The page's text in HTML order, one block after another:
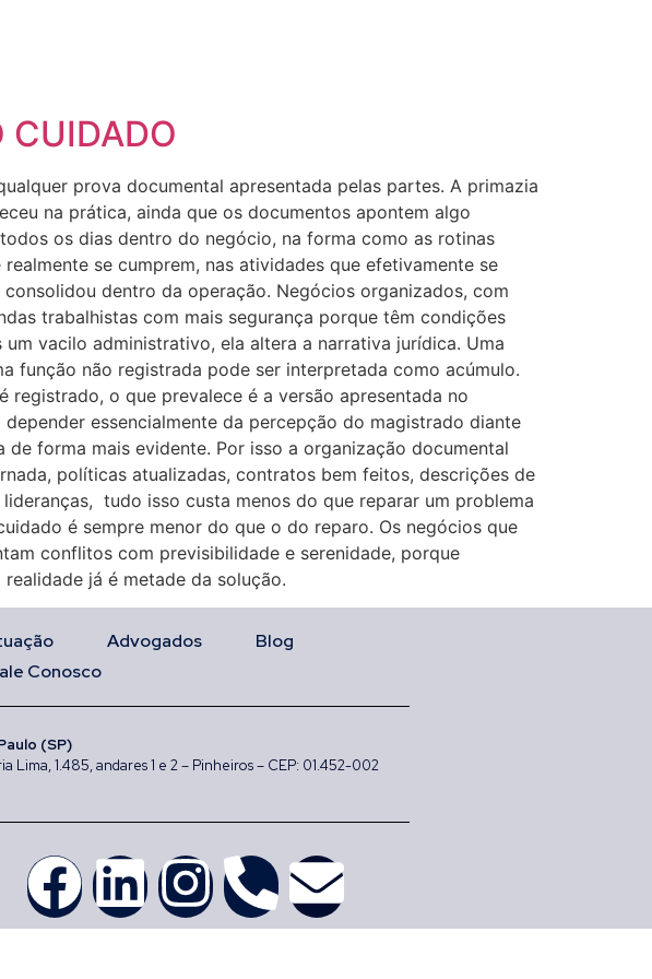
CUIDADO
prova documental apresentada pelas partes. A primazia
na prática, ainda que os documentos apontem algo
os dias dentro do negócio, na forma como as rotinas
se cumprem, nas atividades que efetivamente se
dentro da operação. Negócios organizados, com
trabalhistas com mais segurança porque têm condições
vacilo administrativo, ela altera a narrativa jurídica. Uma
função não registrada pode ser interpretada como acúmulo.
o que prevalece é a versão apresentada no
essencialmente da percepção do magistrado diante
forma mais evidente. Por isso a organização documental
políticas atualizadas, contratos bem feitos, descrições de
tudo isso custa menos do que reparar um problema
é sempre menor do que o do reparo. Os negócios que
conflitos com previsibilidade e serenidade, porque
já é metade da solução.
Advogados
Blog
Conosco
(SP)
Lima, 1.485, andares 1 e 2 – Pinheiros – CEP: 01.452-002